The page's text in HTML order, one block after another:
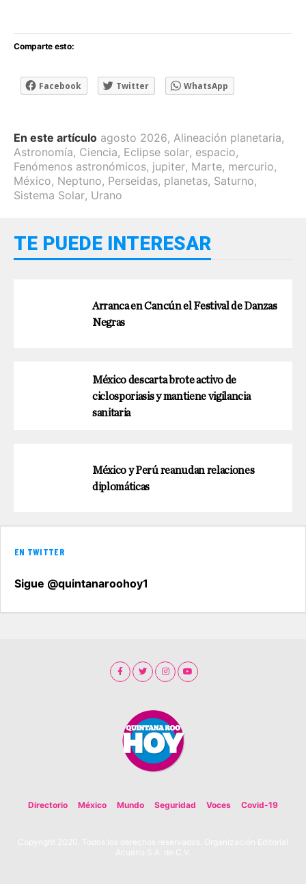
Comparte esto:
Facebook Twitter WhatsApp
En este artículo agosto 2026, Alineación planetaria,
Astronomía, Ciencia, Eclipse solar, espacio,
Fenómenos astronómicos, jupiter, Marte, mercurio,
México, Neptuno, Perseidas, planetas, Saturno,
Sistema Solar, Urano
TE PUEDE INTERESAR
Arranca en Cancún el Festival de Danzas
Negras
México descarta brote activo de
ciclosporiasis y mantiene vigilancia
sanitaria
México y Perú reanudan relaciones
diplomáticas
EN TWITTER
Sigue @quintanaroohoy1
Directorio México Mundo Seguridad Voces Covid-19